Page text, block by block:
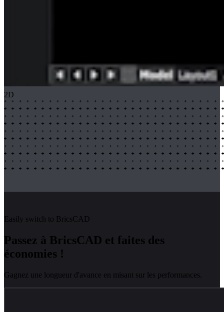
2D
Easily switch to BricsCAD
Passez à BricsCAD et faites des
économies !
Gagnez une longueur d'avance en misant sur les performances.